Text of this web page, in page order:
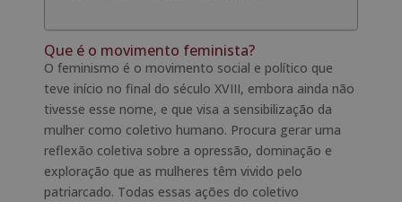
Que é o movimento feminista?
O feminismo é o movimento social e político que
teve início no final do século XVIII, embora ainda não
tivesse esse nome, e que visa a sensibilização da
mulher como coletivo humano. Procura gerar uma
reflexão coletiva sobre a opressão, dominação e
exploração que as mulheres têm vivido pelo
patriarcado. Todas essas ações do coletivo